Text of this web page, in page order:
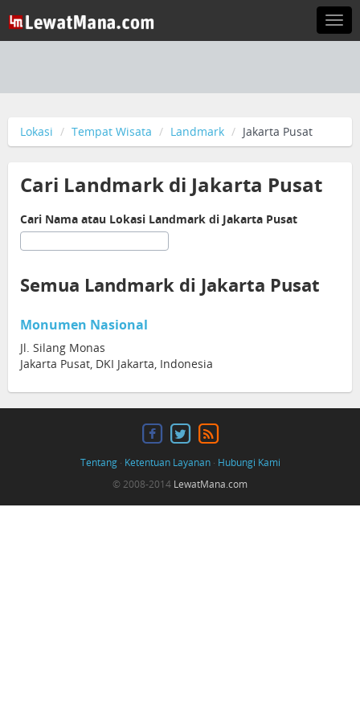
Lokasi Tempat Wisata Landmark Jakarta Pusat
Cari Landmark di Jakarta Pusat
Cari Nama atau Lokasi Landmark di Jakarta Pusat
Semua Landmark di Jakarta Pusat
Monumen Nasional
Jl. Silang Monas
Jakarta Pusat, DKI Jakarta, Indonesia
Tentang· Ketentuan Layanan· Hubungi Kami
© 2008-2014 LewatMana.com